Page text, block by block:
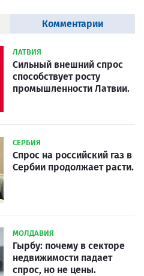
Комментарии
ЛАТВИЯ
Сильный внешний спрос
способствует росту
промышленности Латвии.
СЕРБИЯ
Спрос на российский газ в
Сербии продолжает расти.
МОЛДАВИЯ
Гырбу: почему в секторе
недвижимости падает
спрос, но не цены.